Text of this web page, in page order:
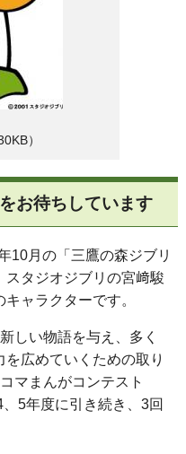
）
お待ちしています
10月の「三鷹の森ジブリ
スタジオジブリの宮﨑駿
ャラクターです。
しい物語を与え、多く
広めていくための取り
マまんがコンテスト
5年度に引き続き、3回